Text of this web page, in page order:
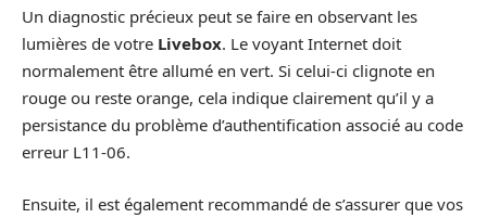
Un diagnostic précieux peut se faire en observant les
lumières de votre Livebox. Le voyant Internet doit
normalement être allumé en vert. Si celui-ci clignote en
rouge ou reste orange, cela indique clairement qu’il y a
persistance du problème d’authentification associé au code
erreur L11-06.
Ensuite, il est également recommandé de s’assurer que vos